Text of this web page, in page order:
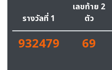
รางวัลที่ 1
เลขท้าย 2
ตัว
932479 69